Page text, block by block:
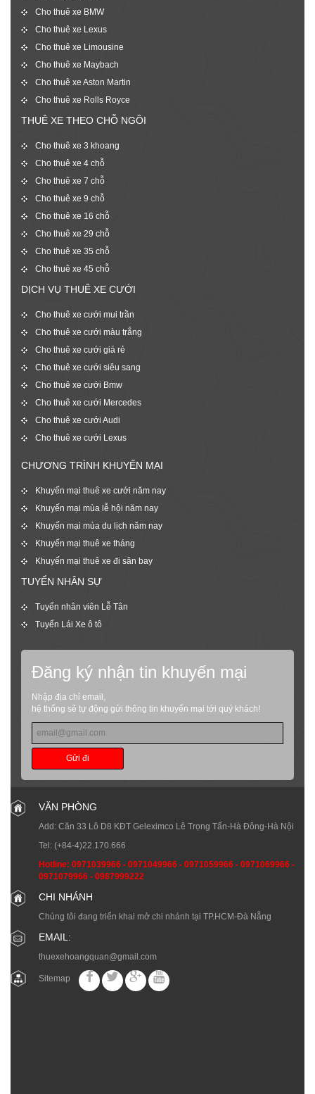
Cho thuê xe BMW
Cho thuê xe Lexus
Cho thuê xe Limousine
Cho thuê xe Maybach
Cho thuê xe Aston Martin
Cho thuê xe Rolls Royce
THUÊ XE THEO CHỖ NGỒI
Cho thuê xe 3 khoang
Cho thuê xe 4 chỗ
Cho thuê xe 7 chỗ
Cho thuê xe 9 chỗ
Cho thuê xe 16 chỗ
Cho thuê xe 29 chỗ
Cho thuê xe 35 chỗ
Cho thuê xe 45 chỗ
DỊCH VỤ THUÊ XE CƯỚI
Cho thuê xe cưới mui trần
Cho thuê xe cưới màu trắng
Cho thuê xe cưới giá rẻ
Cho thuê xe cưới siêu sang
Cho thuê xe cưới Bmw
Cho thuê xe cưới Mercedes
Cho thuê xe cưới Audi
Cho thuê xe cưới Lexus
CHƯƠNG TRÌNH KHUYẾN MẠI
Khuyến mại thuê xe cưới năm nay
Khuyến mại mùa lễ hội năm nay
Khuyến mại mùa du lịch năm nay
Khuyến mại thuê xe tháng
Khuyến mại thuê xe đi sân bay
TUYỂN NHÂN SỰ
Tuyển nhân viên Lễ Tân
Tuyển Lái Xe ô tô
Đăng ký nhận tin khuyến mại
Nhập địa chỉ email,
hệ thống sẽ tự động gửi thông tin khuyến mại tới quý khách!
Gửi đi
VĂN PHÒNG
Add: Căn 33 Lô D8 KĐT Geleximco Lê Trọng Tấn-Hà Đông-Hà Nội
Tel: (+84-4)22.170.666
Hotline: 0971039966 - 0971049966 - 0971059966 - 0971069966 -
0971079966 - 0987999222
CHI NHÁNH
Chúng tôi đang triển khai mở chi nhánh tại TP.HCM-Đà Nẵng
EMAIL:
thuexehoangquan@gmail.com
Sitemap